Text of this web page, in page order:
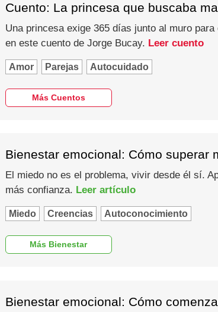
Cuento: La princesa que buscaba
Una princesa exige 365 días junto al muro
en este cuento de Jorge Bucay. Leer cuento
Amor Parejas Autocuidado
Más Cuentos
Bienestar emocional: Cómo superar
El miedo no es el problema, vivir desde él sí.
más confianza. Leer artículo
Miedo Creencias Autoconocimiento
Más Bienestar
Bienestar emocional: Cómo